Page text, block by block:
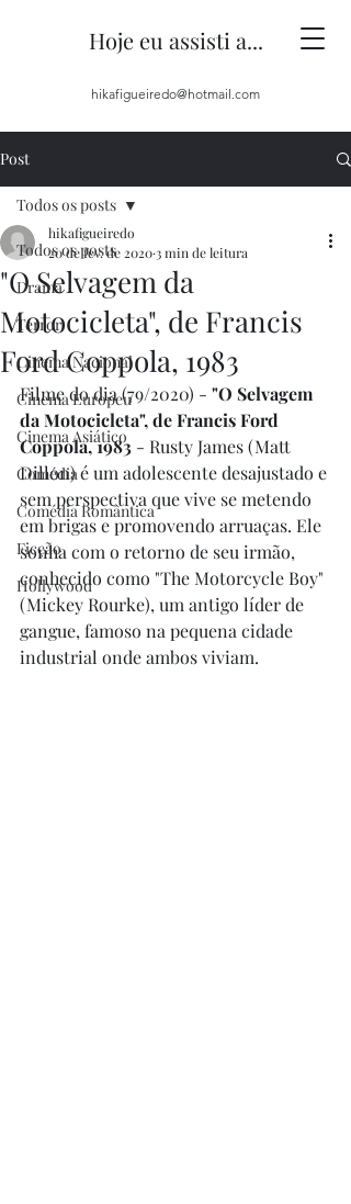
Hoje eu assisti a...
hikafigueiredo@hotmail.com
Post
Todos os posts
Drama
Terror
Cinema Nacional
Cinema Europeu
Cinema Asiático
Comédia
Comédia Romântica
Ficção
Hollywood
Todos os posts
"O Selvagem da
Motocicleta", de Francis
Ford Coppola, 1983
hikafigueiredo
20 de fev. de 20203 min de leitura
Filme do dia (79/2020) - "O Selvagem
da Motocicleta", de Francis Ford
Coppola, 1983 - Rusty James (Matt
Dillon) é um adolescente desajustado e
sem perspectiva que vive se metendo
em brigas e promovendo arruaças. Ele
sonha com o retorno de seu irmão,
conhecido como "The Motorcycle Boy"
(Mickey Rourke), um antigo líder de
gangue, famoso na pequena cidade
industrial onde ambos viviam.